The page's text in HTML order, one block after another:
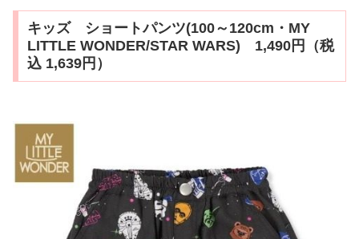
キッズ ショートパンツ(100～120cm・MY
LITTLE WONDER/STAR WARS) 1,490円（税
込 1,639円）